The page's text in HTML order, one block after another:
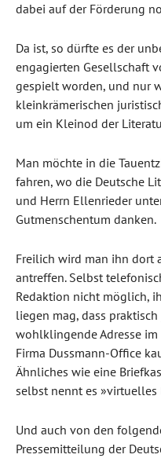
dabei auf der Förderung
Da ist, so dürfte es der
engagierten Gesellschaft
gespielt worden, und nur
kleinkrämerischen
um ein Kleinod der
Man möchte in die
fahren, wo die Deutsche
und Herrn Ellenrieder
Gutmenschentum danken.
Freilich wird man ihn dort
antreffen. Selbst
Redaktion nicht möglich,
liegen mag, dass
wohlklingende Adresse
Firma Dussmann-Office
Ähnliches wie eine
selbst nennt es »virtuelles
Und auch von den
Pressemitteilung der